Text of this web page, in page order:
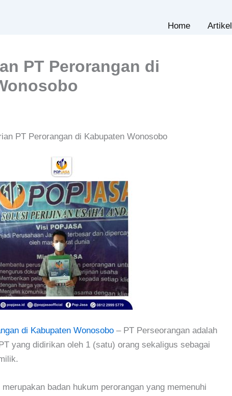
Home Artikel
PT Perorangan di
PT Perorangan di Kabupaten Wonosobo
di Kabupaten Wonosobo– PT Perseorangan adalah
yang didirikan oleh 1 (satu) orang sekaligus sebagai
badan hukum perorangan yang memenuhi